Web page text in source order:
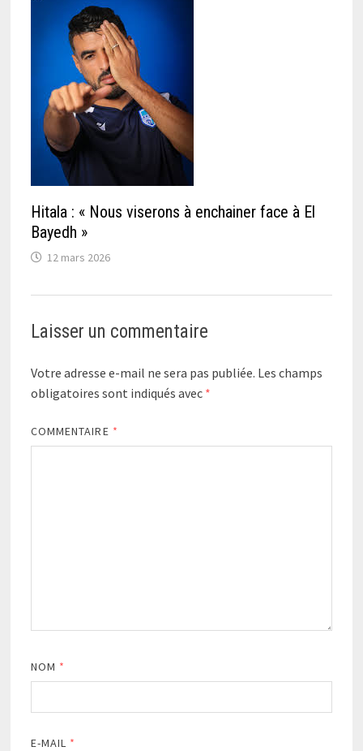
Hitala : « Nous viserons à enchainer face à El
Bayedh »
12 mars 2026
Laisser un commentaire
Votre adresse e-mail ne sera pas publiée. Les champs
obligatoires sont indiqués avec *
COMMENTAIRE *
NOM *
E-MAIL *